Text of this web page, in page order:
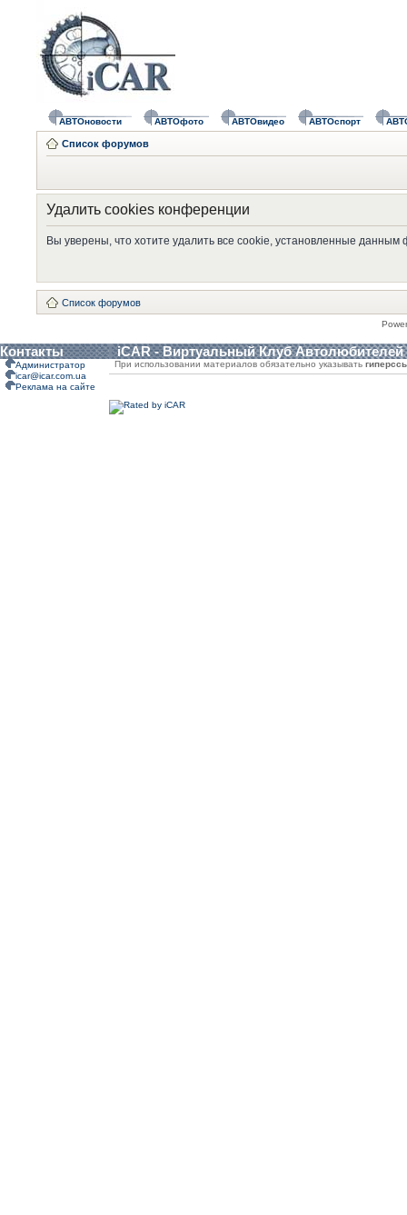
АВТОновости АВТОфото АВТОвидео АВТОспорт
Список форумов
Удалить cookies конференции
Вы уверены, что хотите удалить все cookie, установленные
Список форумов
Контакты iCAR - Виртуальный Клуб Автолюбителей
Администратор
icar@icar.com.ua
Реклама на сайте
При использовании материалов обязательно указывать